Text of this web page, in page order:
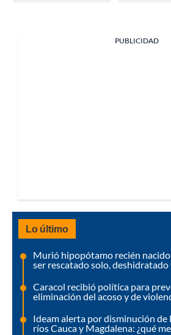
PUBLICIDAD
Lo último
Murió hipopótamo recién
ser rescatado solo,
Caracol recibió política para
eliminación del acoso y de
Ideam alerta por disminución de
ríos Cauca y Magdalena: ¿qué